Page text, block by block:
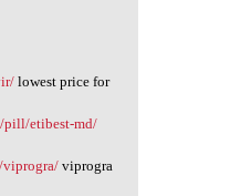
lowest price for
pill/etibest-md/
viprogra/ viprogra